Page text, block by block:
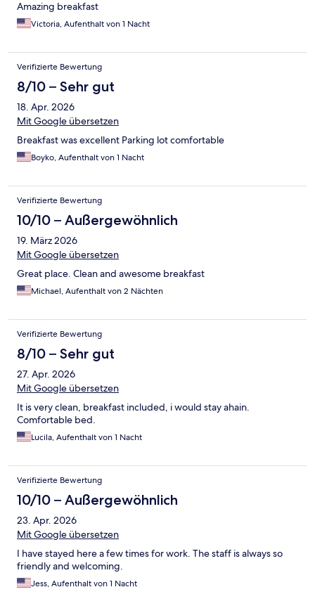
Amazing breakfast
Victoria, Aufenthalt von 1 Nacht
Verifizierte Bewertung
8/10 – Sehr gut
18. Apr. 2026
Mit Google übersetzen
Breakfast was excellent Parking lot comfortable
Boyko, Aufenthalt von 1 Nacht
Verifizierte Bewertung
10/10 – Außergewöhnlich
19. März 2026
Mit Google übersetzen
Great place. Clean and awesome breakfast
Michael, Aufenthalt von 2 Nächten
Verifizierte Bewertung
8/10 – Sehr gut
27. Apr. 2026
Mit Google übersetzen
It is very clean, breakfast included, i would stay ahain.
Comfortable bed.
Lucila, Aufenthalt von 1 Nacht
Verifizierte Bewertung
10/10 – Außergewöhnlich
23. Apr. 2026
Mit Google übersetzen
I have stayed here a few times for work. The staff is always so
friendly and welcoming.
Jess, Aufenthalt von 1 Nacht